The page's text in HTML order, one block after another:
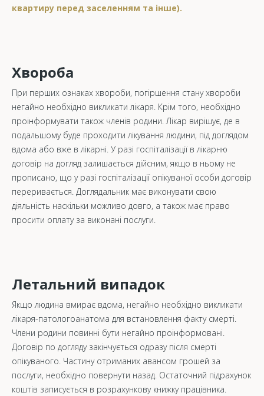
квартиру перед заселенням та інше).
Хвороба
При перших ознаках хвороби, погіршення стану хвороби
негайно необхідно викликати лікаря. Крім того, необхідно
проінформувати також членів родини. Лікар вирішує, де в
подальшому буде проходити лікування людини, під доглядом
вдома або вже в лікарні. У разі госпіталізації в лікарню
договір на догляд залишається дійсним, якщо в ньому не
прописано, що у разі госпіталізації опікуваної особи договір
переривається. Доглядальник має виконувати свою
діяльність наскільки можливо довго, а також має право
просити оплату за виконані послуги.
Летальний випадок
Якщо людина вмирає вдома, негайно необхідно викликати
лікаря-патологоанатома для встановлення факту смерті.
Члени родини повинні бути негайно проінформовані.
Договір по догляду закінчується одразу після смерті
опікуваного. Частину отриманих авансом грошей за
послуги, необхідно повернути назад. Остаточний підрахунок
коштів записується в розрахункову книжку працівника.